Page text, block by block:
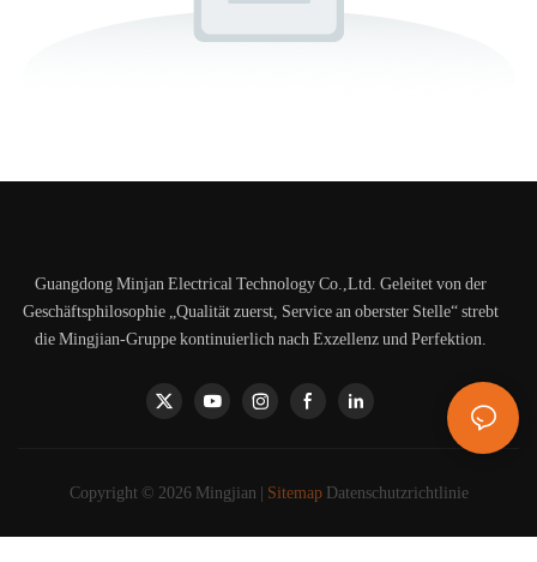
Guangdong Minjan Electrical Technology Co.,Ltd. Geleitet von der
Geschäftsphilosophie „Qualität zuerst, Service an oberster Stelle“ strebt
die Mingjian-Gruppe kontinuierlich nach Exzellenz und Perfektion.
Copyright © 2026 Mingjian | Sitemap Datenschutzrichtlinie